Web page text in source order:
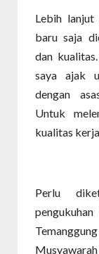
Lebih lanjut
baru saja
dan
saya ajak
dengan
Untuk
kualitas
Perlu